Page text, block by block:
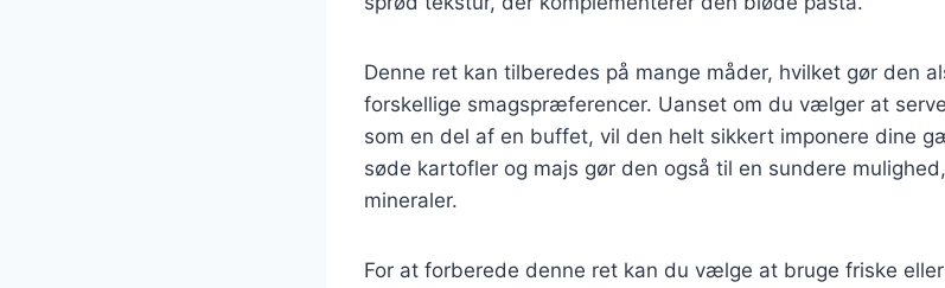
Denne ret kan tilberedes på mange måder, hvilket gør den
forskellige smagspræferencer. Uanset om du vælger at
som en del af en buffet, vil den helt sikkert imponere dine
søde kartofler og majs gør den også til en sundere
mineraler.
For at forberede denne ret kan du vælge at bruge friske